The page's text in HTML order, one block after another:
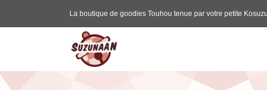
La boutique de goodies Touhou tenue par votre petite Kosuzu